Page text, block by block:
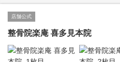
店舗公式
整骨院楽庵 喜多見本院